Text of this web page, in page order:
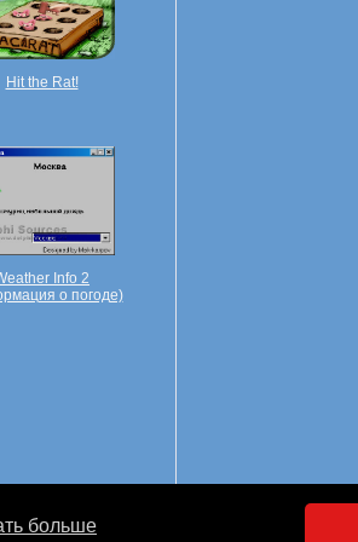
больше
Hit the Rat!
Info 2
о погоде)